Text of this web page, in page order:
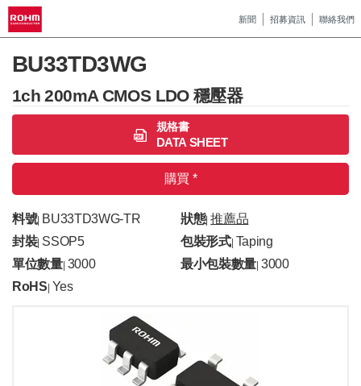
新聞 招募資訊 聯絡我們
BU33TD3WG
1ch 200mA CMOS LDO 穩壓器
規格書
DATA SHEET
購買 *
料號| BU33TD3WG-TR 狀態|推薦品
封裝| SSOP5 包裝形式| Taping
單位數量| 3000 最小包裝數量 |3000
RoHS Yes